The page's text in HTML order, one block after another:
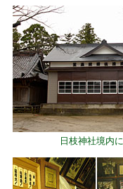
日枝神社境内